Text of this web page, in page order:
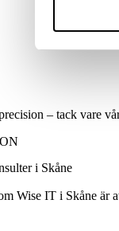
– tack vare
i Skåne
Wise IT i Skåne är